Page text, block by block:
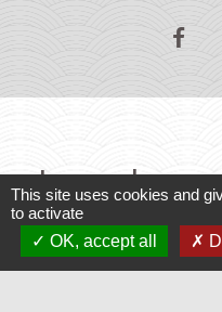
Jumelages
Baruchowo,
Varennes,
This site uses cookies and
to activate
OK, accept all